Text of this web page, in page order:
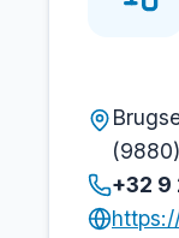
(9880)
+32 9